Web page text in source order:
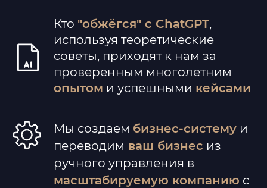
Кто "обжёгся" с ChatGPT,
используя теоретические
советы, приходят к нам за
проверенным многолетним
опытом и успешными кейсами
Мы создаем бизнес-систему и
переводим ваш бизнес из
ручного управления в
масштабируемую компанию с